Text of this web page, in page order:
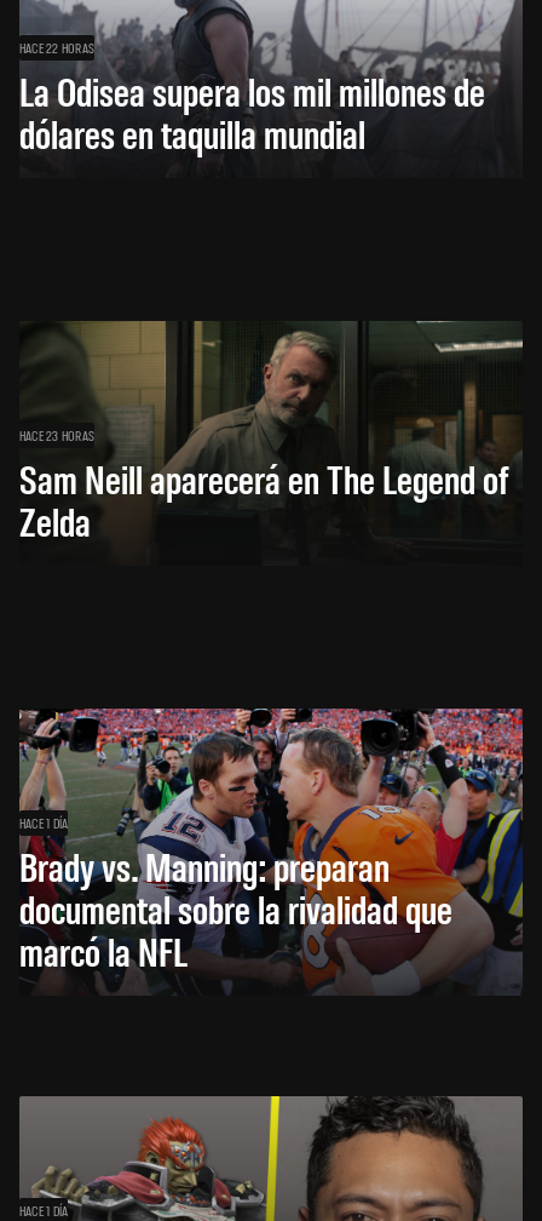
HACE 22 HORAS
La Odisea supera los mil millones de
dólares en taquilla mundial
HACE 23 HORAS
Sam Neill aparecerá en The Legend of
Zelda
HACE 1 DÍA
Brady vs. Manning: preparan
documental sobre la rivalidad que
marcó la NFL
HACE 1 DÍA